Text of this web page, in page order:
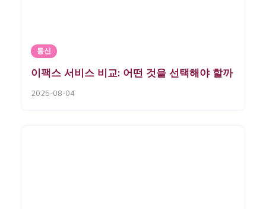
통신
이팩스 서비스 비교: 어떤 것을 선택해야 할까
2025-08-04